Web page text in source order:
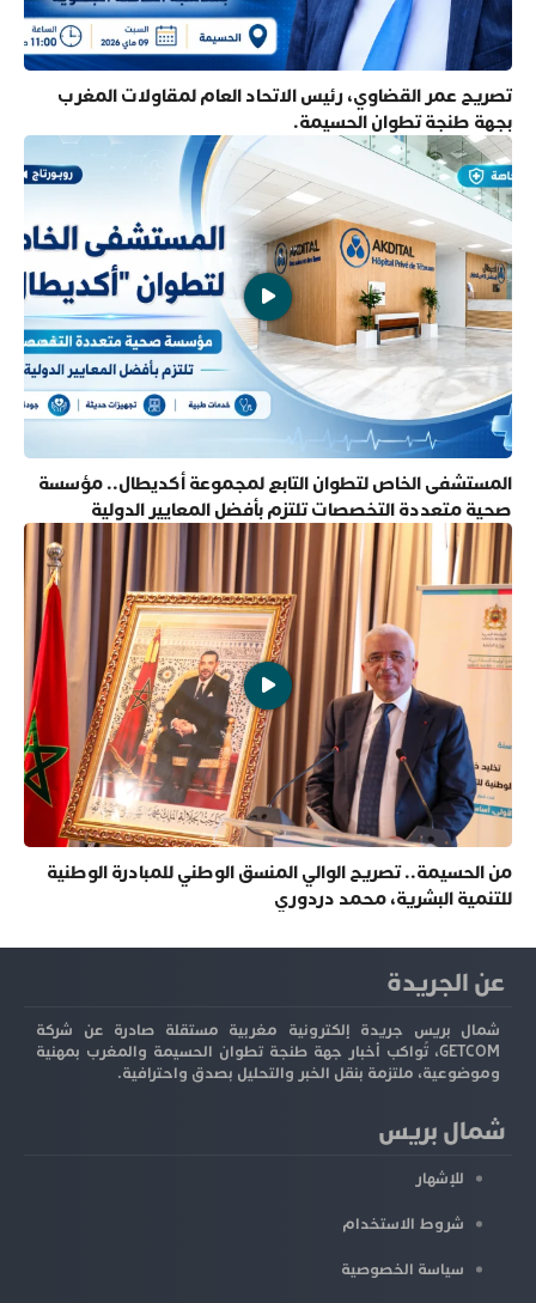
تصريح عمر القضاوي، رئيس الاتحاد العام لمقاولات المغرب
بجهة طنجة تطوان الحسيمة.
المستشفى الخاص لتطوان التابع لمجموعة أكديطال.. مؤسسة
صحية متعددة التخصصات تلتزم بأفضل المعايير الدولية
من الحسيمة.. تصريح الوالي المنسق الوطني للمبادرة الوطنية
للتنمية البشرية، محمد دردوري
عن الجريدة
شمال بريس جريدة إلكترونية مغربية مستقلة صادرة عن شركة
GETCOM، تُواكب أخبار جهة طنجة تطوان الحسيمة والمغرب بمهنية
وموضوعية، ملتزمة بنقل الخبر والتحليل بصدق واحترافية.
شمال بريس
للإشهار
شروط الاستخدام
سياسة الخصوصية